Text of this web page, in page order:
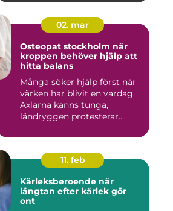
02. mar
Osteopat stockholm när
kroppen behöver hjälp att
hitta balans
Många söker hjälp först när
värken har blivit en vardag.
Axlarna känns tunga,
ländryggen protesterar...
11. feb
Kärleksberoende när
längtan efter kärlek gör
ont